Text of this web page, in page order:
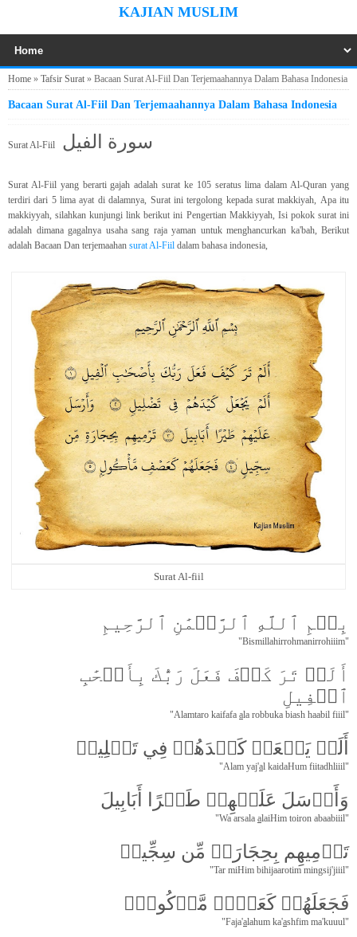
KAJIAN MUSLIM
Home » Tafsir Surat » Bacaan Surat Al-Fiil Dan Terjemaahannya Dalam Bahasa Indonesia
Bacaan Surat Al-Fiil Dan Terjemaahannya Dalam Bahasa Indonesia
Surat Al-Fiil سورة الفيل
Surat Al-Fiil yang berarti gajah adalah surat ke 105 seratus lima dalam Al-Quran yang
terdiri dari 5 lima ayat di dalamnya, Surat ini tergolong kepada surat makkiyah, Apa itu
makkiyyah, silahkan kunjungi link berikut ini Pengertian Makkiyyah, Isi pokok surat ini
adalah dimana gagalnya usaha sang raja yaman untuk menghancurkan ka'bah, Berikut
adalah Bacaan Dan terjemaahan surat Al-Fiil dalam bahasa indonesia,
Surat Al-fiil
بِسۡمِ ٱللَّهِ ٱلرَّحۡمَٰنِ ٱلرَّحِيمِ
"Bismillahirrohmanirrohiiim"
أَلَمۡ تَرَ كَيۡفَ فَعَلَ رَبُّكَ بِأَصۡحَٰبِ
ٱلۡفِيلِ
"Alamtaro kaifafa ala robbuka biash haabil fiiil"
أَلَمۡ يَجۡعَلۡ كَيۡدَهُمۡ فِي تَضۡلِيلٖ
"Alam yaj'al kaidaHum fiitadhliiil"
وَأَرۡسَلَ عَلَيۡهِمۡ طَيۡرًا أَبَابِيلَ
"Wa arsala alaiHim toiron abaabiiil"
تَرۡمِيهِم بِحِجَارَةٖ مِّن سِجِّيلٖ
"Tar miHim bihijaarotim mingsij'jiiil"
فَجَعَلَهُمۡ كَعَصۡفٖ مَّأۡكُولِۢ
"Faja'alahum ka'ashfim ma'kuuul"